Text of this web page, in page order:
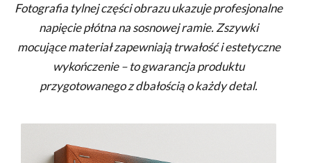
Fotografia tylnej części obrazu ukazuje profesjonalne
napięcie płótna na sosnowej ramie. Zszywki
mocujące materiał zapewniają trwałość i estetyczne
wykończenie – to gwarancja produktu
przygotowanego z dbałością o każdy detal.